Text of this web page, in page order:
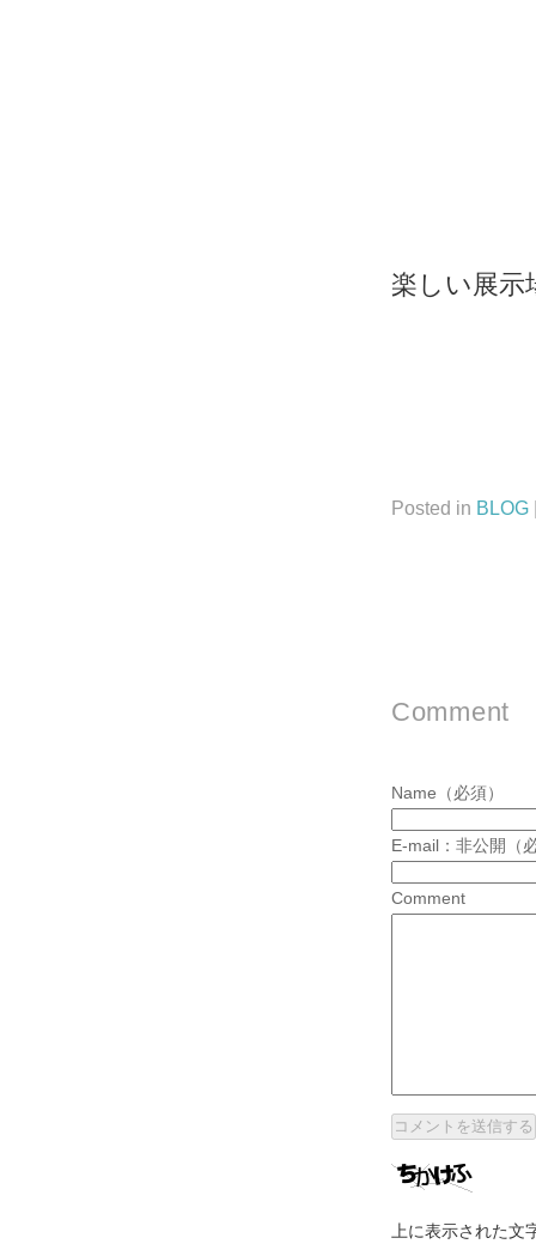
楽しい展示
Posted in BLOG
Comment
Name（必須）
E-mail：非公開（
Comment
上に表示された文